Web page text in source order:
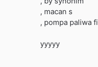
, macan s
, pompa paliwa
yyyyy